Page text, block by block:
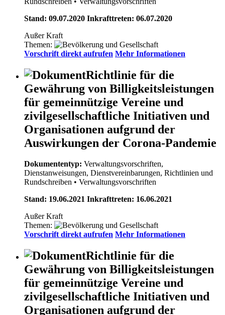
Stand: 09.07.2020 Inkrafttreten: 06.07.2020
Außer Kraft
Themen:
Vorschrift direkt aufrufen Mehr Informationen
Richtlinie für die
Gewährung von Billigkeitsleistungen
für gemeinnützige Vereine und
zivilgesellschaftliche Initiativen und
Organisationen aufgrund der
Auswirkungen der Corona-Pandemie
Dokumententyp: Verwaltungsvorschriften,
Dienstanweisungen, Dienstvereinbarungen, Richtlinien und
Rundschreiben • Verwaltungsvorschriften
Stand: 19.06.2021 Inkrafttreten: 16.06.2021
Außer Kraft
Themen:
Vorschrift direkt aufrufen Mehr Informationen
Richtlinie für die
Gewährung von Billigkeitsleistungen
für gemeinnützige Vereine und
zivilgesellschaftliche Initiativen und
Organisationen aufgrund der